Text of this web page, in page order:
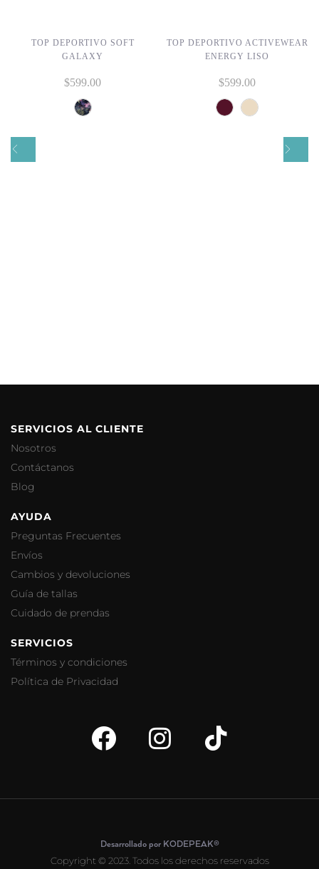
TOP DEPORTIVO SOFT
GALAXY
$599.00
TOP DEPORTIVO ACTIVEWEAR
ENERGY LISO
$599.00
SERVICIOS AL CLIENTE
Nosotros
Contáctanos
Blog
AYUDA
Preguntas Frecuentes
Envíos
Cambios y devoluciones
Guía de tallas
Cuidado de prendas
SERVICIOS
Términos y condiciones
Política de Privacidad
Desarrollado por KODEPEAK®
Copyright © 2023. Todos los derechos reservados